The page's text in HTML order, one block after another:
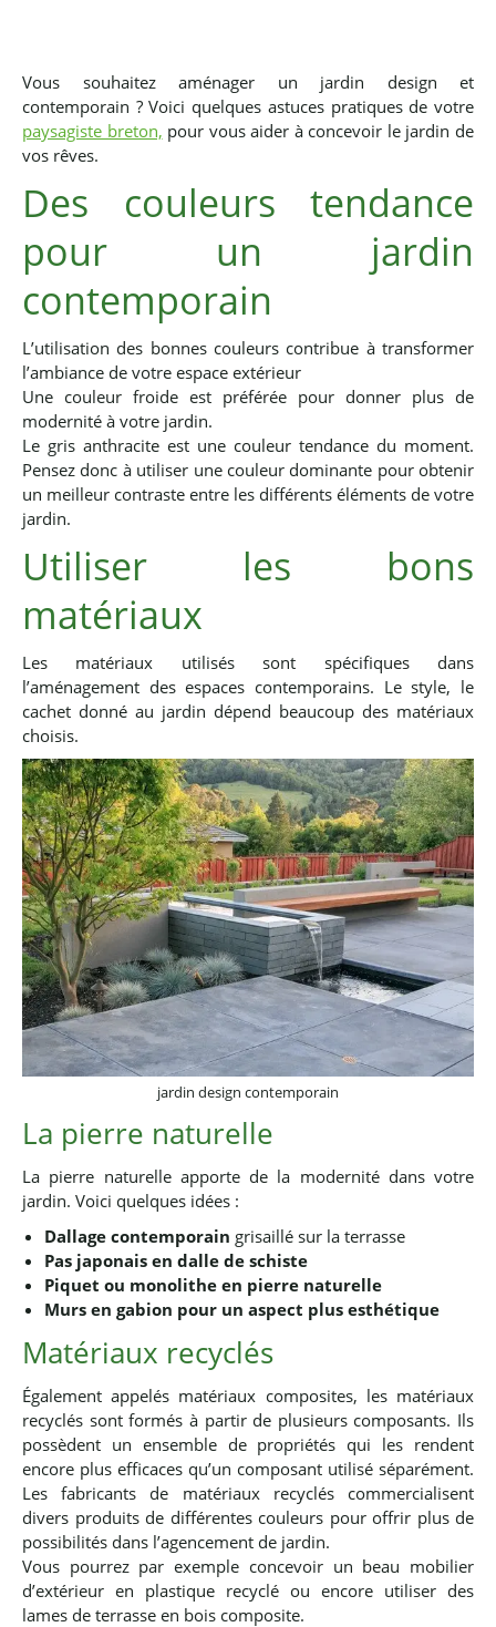
Vous souhaitez aménager un jardin design et
contemporain ? Voici quelques astuces pratiques de votre
paysagiste breton, pour vous aider à concevoir le jardin de
vos rêves.
Des couleurs tendance
pour un jardin
contemporain
L’utilisation des bonnes couleurs contribue à transformer
l’ambiance de votre espace extérieur
Une couleur froide est préférée pour donner plus de
modernité à votre jardin.
Le gris anthracite est une couleur tendance du moment.
Pensez donc à utiliser une couleur dominante pour obtenir
un meilleur contraste entre les différents éléments de votre
jardin.
Utiliser les bons
matériaux
Les matériaux utilisés sont spécifiques dans
l’aménagement des espaces contemporains. Le style, le
cachet donné au jardin dépend beaucoup des matériaux
choisis.
jardin design contemporain
La pierre naturelle
La pierre naturelle apporte de la modernité dans votre
jardin. Voici quelques idées :
Dallage contemporain grisaillé sur la terrasse
Pas japonais en dalle de schiste
Piquet ou monolithe en pierre naturelle
Murs en gabion pour un aspect plus esthétique
Matériaux recyclés
Également appelés matériaux composites, les matériaux
recyclés sont formés à partir de plusieurs composants. Ils
possèdent un ensemble de propriétés qui les rendent
encore plus efficaces qu’un composant utilisé séparément.
Les fabricants de matériaux recyclés commercialisent
divers produits de différentes couleurs pour offrir plus de
possibilités dans l’agencement de jardin.
Vous pourrez par exemple concevoir un beau mobilier
d’extérieur en plastique recyclé ou encore utiliser des
lames de terrasse en bois composite.